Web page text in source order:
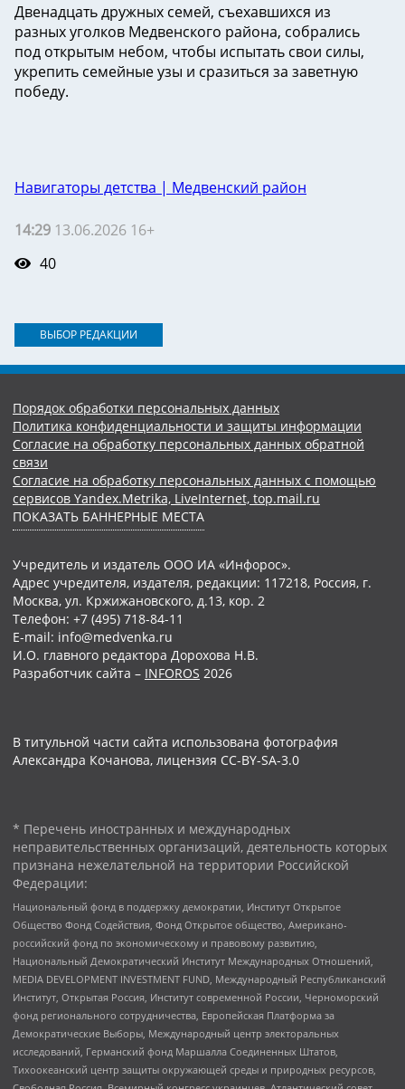
Двенадцать дружных семей, съехавшихся из
разных уголков Медвенского района, собрались
под открытым небом, чтобы испытать свои силы,
укрепить семейные узы и сразиться за заветную
победу.
Навигаторы детства | Медвенский район
14:29 13.06.2026 16+
40
ВЫБОР РЕДАКЦИИ
Порядок обработки персональных данных
Политика конфиденциальности и защиты информации
Согласие на обработку персональных данных обратной
связи
Согласие на обработку персональных данных с помощью
сервисов Yandex.Metrika, LiveInternet, top.mail.ru
ПОКАЗАТЬ БАННЕРНЫЕ МЕСТА
Учредитель и издатель ООО ИА «Инфорос».
Адрес учредителя, издателя, редакции: 117218, Россия, г.
Москва, ул. Кржижановского, д.13, кор. 2
Телефон: +7 (495) 718-84-11
E-mail: info@medvenka.ru
И.О. главного редактора Дорохова Н.В.
Разработчик сайта – INFOROS 2026
В титульной части сайта использована фотография
Александра Кочанова, лицензия CC-BY-SA-3.0
* Перечень иностранных и международных
неправительственных организаций, деятельность которых
признана нежелательной на территории Российской
Федерации:
Национальный фонд в поддержку демократии, Институт Открытое
Общество Фонд Содействия, Фонд Открытое общество, Американо-
российский фонд по экономическому и правовому развитию,
Национальный Демократический Институт Международных Отношений,
MEDIA DEVELOPMENT INVESTMENT FUND, Международный Республиканский
Институт, Открытая Россия, Институт современной России, Черноморский
фонд регионального сотрудничества, Европейская Платформа за
Демократические Выборы, Международный центр электоральных
исследований, Германский фонд Маршалла Соединенных Штатов,
Тихоокеанский центр защиты окружающей среды и природных ресурсов,